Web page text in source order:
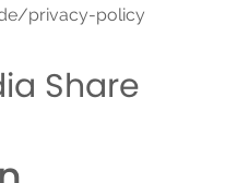
privacy-policy
Share